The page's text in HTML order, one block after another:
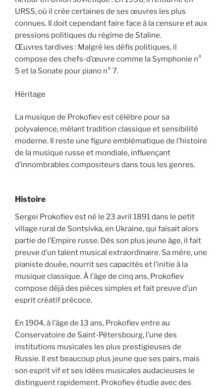
URSS, où il crée certaines de ses œuvres les plus
connues. Il doit cependant faire face à la censure et aux
pressions politiques du régime de Staline.
Œuvres tardives : Malgré les défis politiques, il
compose des chefs-d’œuvre comme la Symphonie n°
5 et la Sonate pour piano n° 7.
Héritage
La musique de Prokofiev est célèbre pour sa
polyvalence, mêlant tradition classique et sensibilité
moderne. Il reste une figure emblématique de l’histoire
de la musique russe et mondiale, influençant
d’innombrables compositeurs dans tous les genres.
Histoire
Sergei Prokofiev est né le 23 avril 1891 dans le petit
village rural de Sontsivka, en Ukraine, qui faisait alors
partie de l’Empire russe. Dès son plus jeune âge, il fait
preuve d’un talent musical extraordinaire. Sa mère, une
pianiste douée, nourrit ses capacités et l’initie à la
musique classique. À l’âge de cinq ans, Prokofiev
compose déjà des pièces simples et fait preuve d’un
esprit créatif précoce.
En 1904, à l’âge de 13 ans, Prokofiev entre au
Conservatoire de Saint-Pétersbourg, l’une des
institutions musicales les plus prestigieuses de
Russie. Il est beaucoup plus jeune que ses pairs, mais
son esprit vif et ses idées musicales audacieuses le
distinguent rapidement. Prokofiev étudie avec des